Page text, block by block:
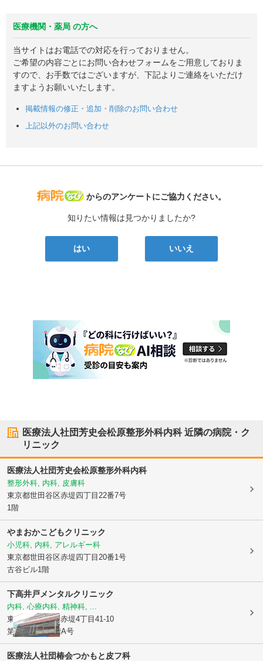
医療機関・薬局 の方へ
当サイトはお電話での対応を行っておりません。
ご希望の内容ごとにお問い合わせフォームをご用意しておりま
すので、お手数ではございますが、下記よりご連絡をいただけ
ますようお願いいたします。
掲載情報の修正・追加・削除のお問い合わせ
上記以外のお問い合わせ
病院なび
からのアンケートにご協力ください。
知りたい情報は見つかりましたか?
はい いいえ
医療法人社団芳史会松原整形外科内科近隣の病院・ク
リニック
医療法人社団芳史会松原整形外科内科
整形外科, 内科, 皮膚科
東京都世田谷区赤堤四丁目22番7号
1階
やまおかこどもクリニック
小児科, 内科, アレルギー科
東京都世田谷区赤堤四丁目20番1号
古谷ビル1階
下高井戸メンタルクリニック
内科, 心療内科, 精神科, ...
東京都世田谷区赤堤4丁目41-10
第3通南ビル2階A号
医療法人社団椿会つかもと皮フ科